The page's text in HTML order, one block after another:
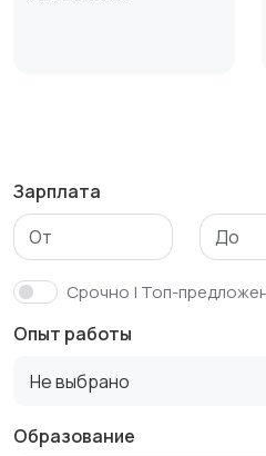
Маркетинг и реклама
Продажи
Зарплата
Срочно | Топ-
Опыт работы
Не выбрано
Образование